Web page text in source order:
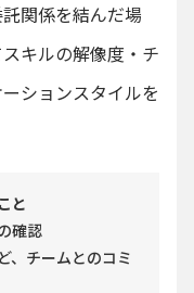
関係を結んだ場
キルの解像度・チ
ションスタイルを
と
確認
、チームとのコミ